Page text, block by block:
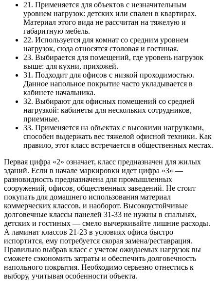
21. Применяется для объектов с незначительным
уровнем нагрузок: детских или спален в квартирах.
Материал этого вида не рассчитан на тяжелую и
габаритную мебель.
22. Используется для комнат со средним уровнем
нагрузок, сюда относятся столовая и гостиная.
23. Выбирается для помещений, где уровень нагрузок
выше: для кухни, прихожей.
31. Подходит для офисов с низкой проходимостью.
Данное напольное покрытие часто укладывается в
кабинете начальника.
32. Выбирают для офисных помещений со средней
нагрузкой: кабинеты для нескольких сотрудников,
приемные.
33. Применяется на объектах с высокими нагрузками,
способен выдержать вес тяжелой офисной техники. Как
правило, этот класс встречается в общественных местах.
Первая цифра «2» означает, класс предназначен для жилых
зданий. Если в начале маркировки идет цифра «3» —
разновидность предназначена для промышленных
сооружений, офисов, общественных заведений. Не стоит
покупать для домашнего использования материал
коммерческих классов, и наоборот. Высокоустойчивые
долговечные классы панелей 31-33 не нужны в спальнях,
детских и гостиных — смело вычеркивайте лишние расходы.
А ламинат классов 21-23 в условиях офиса быстро
испортится, ему потребуется скорая замена/реставрация.
Правильно выбрав класс с учетом ожидаемых нагрузок вы
сможете сэкономить затраты и обеспечить долговечность
напольного покрытия. Необходимо серьезно отнестись к
выбору, учитывая особенности объекта.